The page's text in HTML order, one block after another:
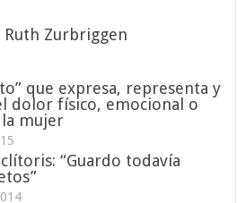
Ruth Zurbriggen
que expresa, representa y
dolor físico, emocional o
mujer
“Guardo todavía